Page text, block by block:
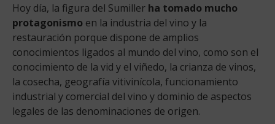
Hoy día, la figura del Sumiller ha tomado mucho
protagonismo en la industria del vino y la
restauración porque dispone de amplios
conocimientos ligados al mundo del vino, como son el
conocimiento de la vid y el viñedo, la crianza de vinos,
la cosecha, geografía vitivinícola, funcionamiento
industrial y comercial del vino y dominio de aspectos
legales de las denominaciones de origen.